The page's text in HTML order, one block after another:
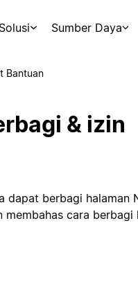
Solusi Sumber Daya
Bantuan
& izin
dapat berbagi halaman
membahas cara